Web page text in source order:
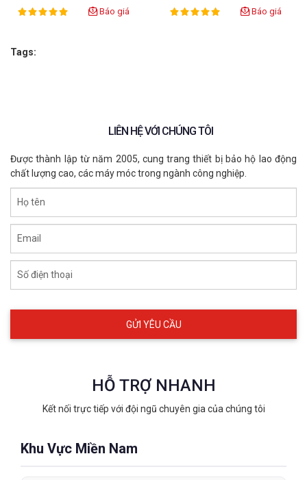
9541A
XEM CHI TIẾT
Rating:
100% Báo giá Rating:
100% Báo giá
Tags:
LIÊN HỆ VỚI CHÚNG TÔI
Được thành lập từ năm 2005, cung trang thiết bị bảo hộ lao động
chất lượng cao, các máy móc trong ngành công nghiệp.
Họ tên
Email
Số điện thoại
HỖ TRỢ NHANH
Kết nối trực tiếp với đội ngũ chuyên gia của chúng tôi
Khu Vực Miền Nam